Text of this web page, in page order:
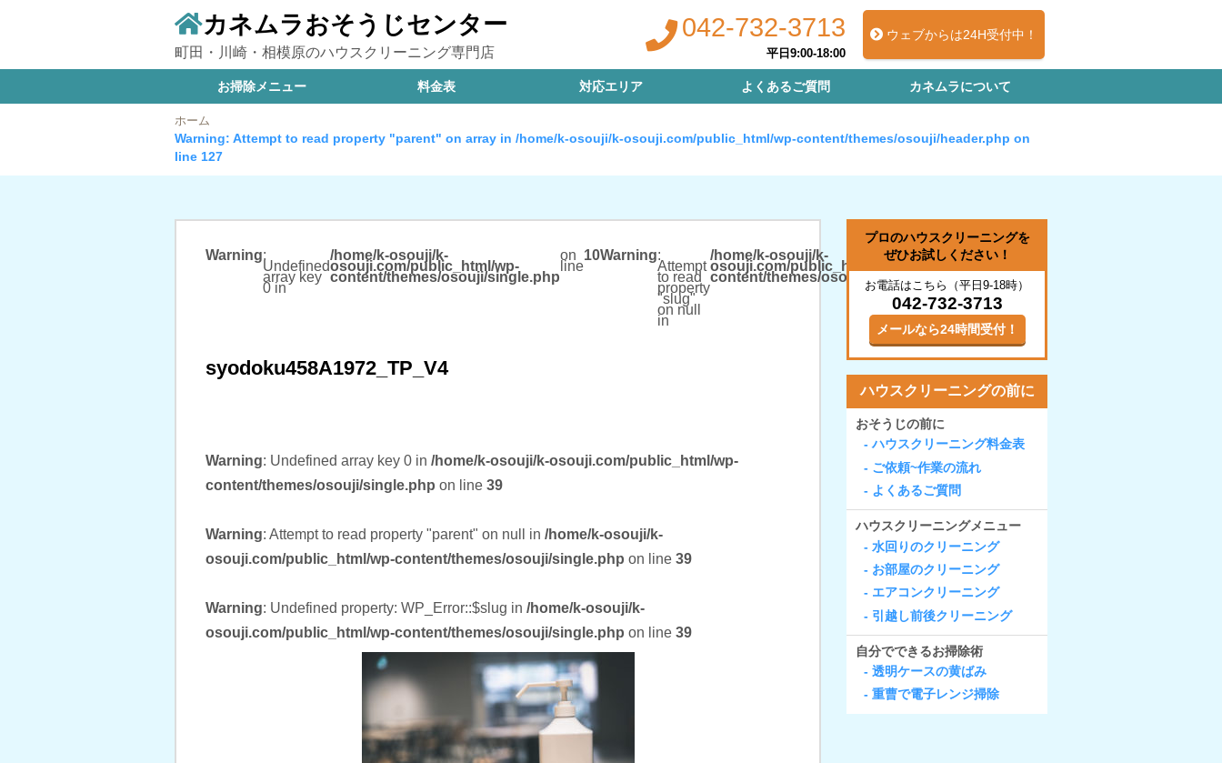
カネムラおそうじセンター
町田・川崎・相模原のハウスクリーニング専門店
042-732-3713
平日9:00-18:00
ウェブからは24H受付中！
お掃除メニュー 料金表 対応エリア よくあるご質問 カネムラについて
ホーム
Warning: Attempt to read property "parent" on array in /home/k-osouji/k-osouji.com/public_html/wp-content/themes/osouji/header.php on
line 127
Warning:
Undefined
array key
0 in
/home/k-osouji/k-
osouji.com/public_html/wp-
content/themes/osouji/single.php
on
line
10Warning:
Attempt
to read
property
"slug"
on null
in
/home/k-osouji/k-
osouji.com/public_html/wp-
content/themes/osouji/single.php
on
line
10
syodoku458A1972_TP_V4
Warning: Undefined array key 0 in /home/k-osouji/k-osouji.com/public_html/wp-
content/themes/osouji/single.php on line 39
Warning: Attempt to read property "parent" on null in /home/k-osouji/k-
osouji.com/public_html/wp-content/themes/osouji/single.php on line 39
Warning: Undefined property: WP_Error::$slug in /home/k-osouji/k-
osouji.com/public_html/wp-content/themes/osouji/single.php on line 39
プロのハウスクリーニングを
ぜひお試しください！
お電話はこちら（平日9-18時）
042-732-3713
メールなら24時間受付！
ハウスクリーニングの前に
おそうじの前に
ハウスクリーニング料金表
ご依頼~作業の流れ
よくあるご質問
ハウスクリーニングメニュー
水回りのクリーニング
お部屋のクリーニング
エアコンクリーニング
引越し前後クリーニング
自分でできるお掃除術
透明ケースの黄ばみ
重曹で電子レンジ掃除